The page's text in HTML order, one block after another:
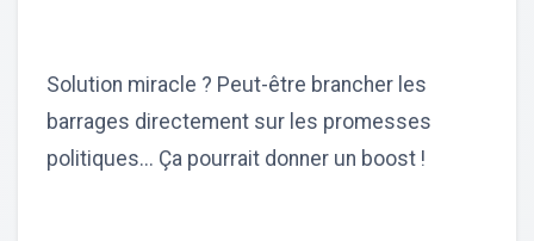
Solution miracle ? Peut-être brancher les
barrages directement sur les promesses
politiques... Ça pourrait donner un boost !